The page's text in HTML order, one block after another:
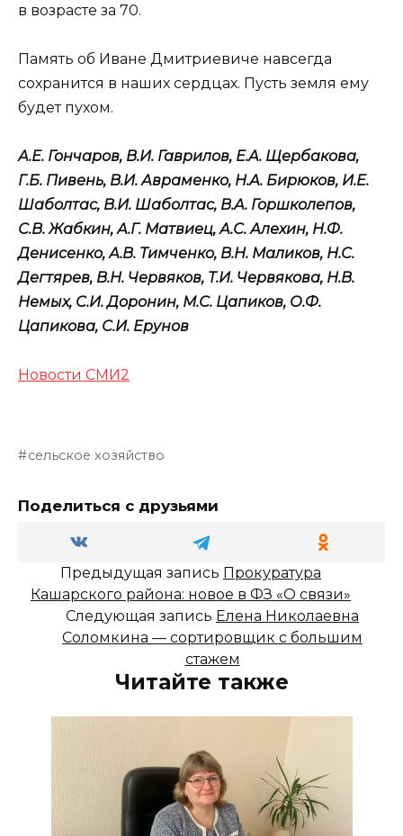
в возрасте за 70.
Память об Иване Дмитриевиче навсегда
сохранится в наших сердцах. Пусть земля ему
будет пухом.
А.Е. Гончаров, В.И. Гаврилов, Е.А. Щербакова,
Г.Б. Пивень, В.И. Авраменко, Н.А. Бирюков, И.Е.
Шаболтас, В.И. Шаболтас, В.А. Горшколепов,
С.В. Жабкин, А.Г. Матвиец, А.С. Алехин, Н.Ф.
Денисенко, А.В. Тимченко, В.Н. Маликов, Н.С.
Дегтярев, В.Н. Червяков, Т.И. Червякова, Н.В.
Немых, С.И. Доронин, М.С. Цапиков, О.Ф.
Цапикова, С.И. Ерунов
Новости СМИ2
сельское хозяйство
Поделиться с друзьями
Предыдущая запись Прокуратура
Кашарского района: новое в ФЗ «О связи»
Следующая запись Елена Николаевна
Соломкина — сортировщик с большим
стажем
Читайте также